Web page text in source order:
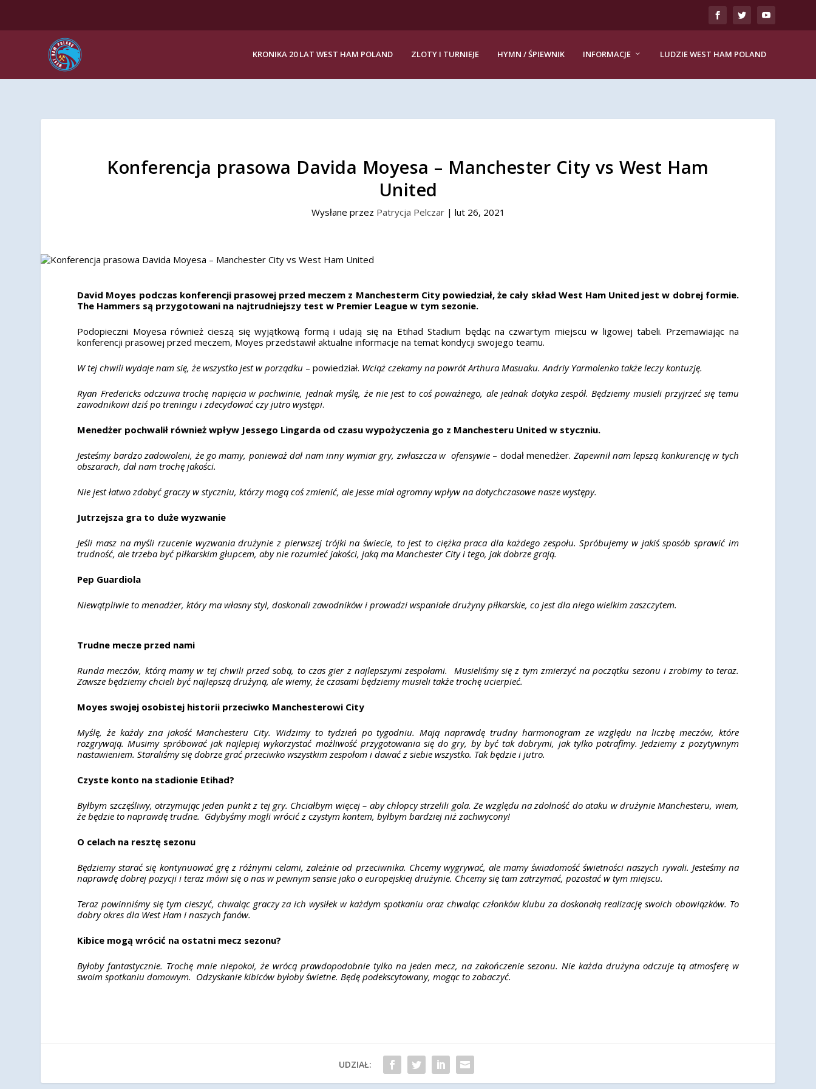
KRONIKA 20 LAT WEST HAM POLAND ZLOTY I TURNIEJE HYMN / ŚPIEWNIK INFORMACJE LUDZIE WEST HAM POLAND
Konferencja prasowa Davida Moyesa – Manchester City vs West Ham
United
Wysłane przez Patrycja Pelczar| lut 26, 2021
David Moyes podczas konferencji prasowej przed meczem z Manchesterm City powiedział, że cały skład West Ham United jest w dobrej formie.
The Hammers są przygotowani na najtrudniejszy test w Premier League w tym sezonie.
Podopieczni Moyesa również cieszą się wyjątkową formą i udają się na Etihad Stadium będąc na czwartym miejscu w ligowej tabeli. Przemawiając na
konferencji prasowej przed meczem, Moyes przedstawił aktualne informacje na temat kondycji swojego teamu.
W tej chwili wydaje nam się, że wszystko jest w porządku – powiedział. Wciąż czekamy na powrót Arthura Masuaku. Andriy Yarmolenko także leczy kontuzję.
Ryan Fredericks odczuwa trochę napięcia w pachwinie, jednak myślę, że nie jest to coś poważnego, ale jednak dotyka zespół. Będziemy musieli przyjrzeć się temu
zawodnikowi dziś po treningu i zdecydować czy jutro występi.
Menedżer pochwalił również wpływ Jessego Lingarda od czasu wypożyczenia go z Manchesteru United w styczniu.
Jesteśmy bardzo zadowoleni, że go mamy, ponieważ dał nam inny wymiar gry, zwłaszcza w ofensywie– dodał menedżer. Zapewnił nam lepszą konkurencję w tych
obszarach, dał nam trochę jakości.
Nie jest łatwo zdobyć graczy w styczniu, którzy mogą coś zmienić, ale Jesse miał ogromny wpływ na dotychczasowe nasze występy.
Jutrzejsza gra to duże wyzwanie
Jeśli masz na myśli rzucenie wyzwania drużynie z pierwszej trójki na świecie, to jest to ciężka praca dla każdego zespołu. Spróbujemy w jakiś sposób sprawić im
trudność, ale trzeba być piłkarskim głupcem, aby nie rozumieć jakości, jaką ma Manchester City i tego, jak dobrze grają.
Pep Guardiola
Niewątpliwie to menadżer, który ma własny styl, doskonali zawodników i prowadzi wspaniałe drużyny piłkarskie, co jest dla niego wielkim zaszczytem.
Trudne mecze przed nami
Runda meczów, którą mamy w tej chwili przed sobą, to czas gier z najlepszymi zespołami. Musieliśmy się z tym zmierzyć na początku sezonu i zrobimy to teraz.
Zawsze będziemy chcieli być najlepszą drużyną, ale wiemy, że czasami będziemy musieli także trochę ucierpieć.
Moyes swojej osobistej historii przeciwko Manchesterowi City
Myślę, że każdy zna jakość Manchesteru City. Widzimy to tydzień po tygodniu. Mają naprawdę trudny harmonogram ze względu na liczbę meczów, które
rozgrywają. Musimy spróbować jak najlepiej wykorzystać możliwość przygotowania się do gry, by być tak dobrymi, jak tylko potrafimy. Jedziemy z pozytywnym
nastawieniem. Staraliśmy się dobrze grać przeciwko wszystkim zespołom i dawać z siebie wszystko. Tak będzie i jutro.
Czyste konto na stadionie Etihad?
Byłbym szczęśliwy, otrzymując jeden punkt z tej gry. Chciałbym więcej – aby chłopcy strzelili gola. Ze względu na zdolność do ataku w drużynie Manchesteru, wiem,
że będzie ​​to naprawdę trudne. Gdybyśmy mogli wrócić z czystym kontem, byłbym bardziej niż zachwycony!
O celach na resztę sezonu
Będziemy starać się kontynuować grę z różnymi celami, zależnie od przeciwnika. Chcemy wygrywać, ale mamy świadomość świetności naszych rywali. Jesteśmy na
naprawdę dobrej pozycji i teraz mówi się o nas w pewnym sensie jako o europejskiej drużynie. Chcemy się tam zatrzymać, pozostać w tym miejscu.
Teraz powinniśmy się tym cieszyć, chwaląc graczy za ich wysiłek w każdym spotkaniu oraz chwaląc członków klubu za doskonałą realizację swoich obowiązków. To
dobry okres dla West Ham i naszych fanów.
Kibice mogą wrócić na ostatni mecz sezonu?
Byłoby fantastycznie. Trochę mnie niepokoi, że wrócą prawdopodobnie tylko na jeden mecz, na zakończenie sezonu. Nie każda drużyna odczuje tą atmosferę w
swoim spotkaniu domowym. Odzyskanie kibiców byłoby świetne. Będę podekscytowany, mogąc to zobaczyć.
UDZIAŁ: